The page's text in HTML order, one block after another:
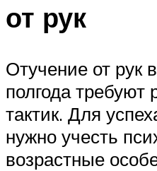
от рук
Отучение от рук
полгода требуют
тактик. Для
нужно учесть
возрастные